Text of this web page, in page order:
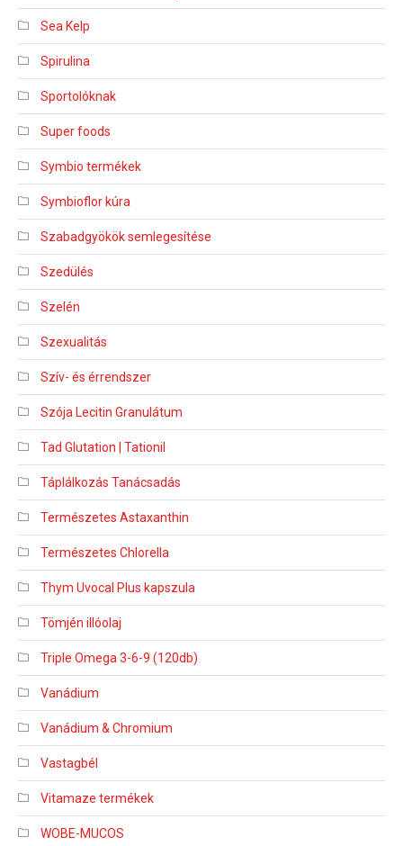
Sea Kelp
Spirulina
Sportolóknak
Super foods
Symbio termékek
Symbioflor kúra
Szabadgyökök semlegesítése
Szedülés
Szelén
Szexualitás
Szív- és érrendszer
Szója Lecitin Granulátum
Tad Glutation | Tationil
Táplálkozás Tanácsadás
Természetes Astaxanthin
Természetes Chlorella
Thym Uvocal Plus kapszula
Tömjén illóolaj
Triple Omega 3-6-9 (120db)
Vanádium
Vanádium & Chromium
Vastagbél
Vitamaze termékek
WOBE-MUCOS